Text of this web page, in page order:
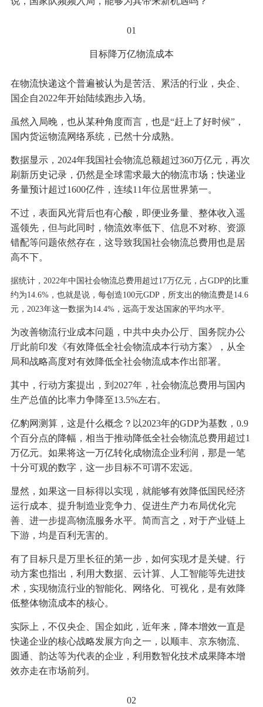
01
目标降万亿物流成本
在物流快递这个普遍被认为是苦活、累活的行业，央企、
国企自2022年开始陆续跑步入场。
虽然入局晚，也从某种角度而言，也是“赶上了好时候”，
国内货运物流网络系统，已然十分成熟。
数据显示，2024年我国社会物流总额超过360万亿元，再次
刷新历史记录，仍然是全球需求最大的物流市场；快递业
务量预计超过1600亿件，连续11年位居世界第一。
不过，表面风光背后也有心酸，即便业务量、整体收入遥
遥领先，但与此同时，物流效率低下、信息不对称、资源
错配等问题依然存在，这导致我国社会物流总费用也是居
高不下。
据统计，2022年中国社会物流总费用超过17万亿元，占GDP的比重
约为14.6%，也就是说，每创造100元GDP，所支出的物流费是14.6
元，2023年这一数据为14.4%，远高于发达国家的平均水平。
为改善物流行业成本问题，中共中央办公厅、国务院办公
厅此前印发《有效降低全社会物流成本行动方案》，从全
局和战略高度对有效降低全社会物流成本作出部署。
其中，行动方案提出，到2027年，社会物流总费用与国内
生产总值的比率力争降至13.5%左右。
亿豹网测算，这是什么概念？以2023年的GDP为基数，0.9
个百分点的降幅，相当于推动降低全社会物流总费用超过1
万亿元。如果将这一万亿转化成物流企业利润，那是一笔
十分可观的数字，这一步目标不可谓不宏远。
显然，如果这一目标得以实现，就能够有效降低国民经济
运行成本、提升制造业竞争力、促进生产力布局优化完
善、进一步提高物流服务水平。简而言之，对于产业链上
下游，均是百利无害的。
有了目标只是万里长征的第一步，如何实现才是关键。行
动方案也指出，利用大数据、云计算、人工智能等先进技
术，实现物流行业的智能化、网络化、可视化，是有效降
低整体物流成本的核心。
实际上，不仅央企、国企如此，近年来，降本增效一直是
快递企业的核心战略发展方向之一，以顺丰、京东物流、
圆通、韵达等为代表的企业，利用数智化技术成果降本增
效亦走在市场前列。
02‍